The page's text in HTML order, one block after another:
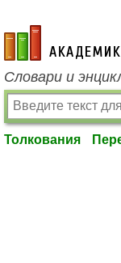
academic.ru
Словари и
Толкования